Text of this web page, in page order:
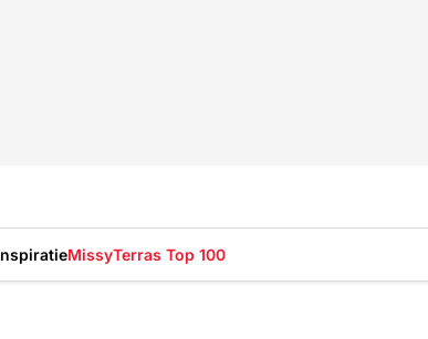
MissyTerras Top 100